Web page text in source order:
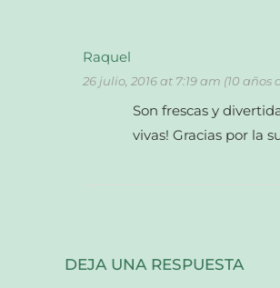
Raquel
26 julio, 2016 at 7:19 am (10 años
Son frescas y
vivas! Gracias por la
DEJA UNA RESPUESTA